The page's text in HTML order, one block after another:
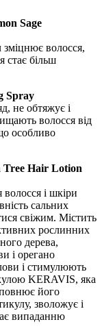
Sage
волосся,
стає більш
Spray
не обтяжує і
волосся від
особливо
Tree Hair Lotion
і шкіри
сальних
свіжим. Містить
рослинних
дерева,
і орегано
і стимулюють
KERAVIS, яка
його
зволожує і
випаданню